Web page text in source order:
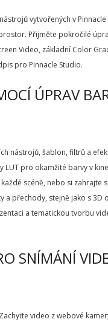
vytvořených v
Přijměte pokročilé
Video, základní Color
pro Pinnacle Studio.
ÚPRAV
nástrojů, šablon, filtrů a
pro okamžité barvy v
scéně, nebo si zahrajte
přechody, stejně jako s 3D
a tematickou tvorbu
SNÍMÁNÍ
video z webové